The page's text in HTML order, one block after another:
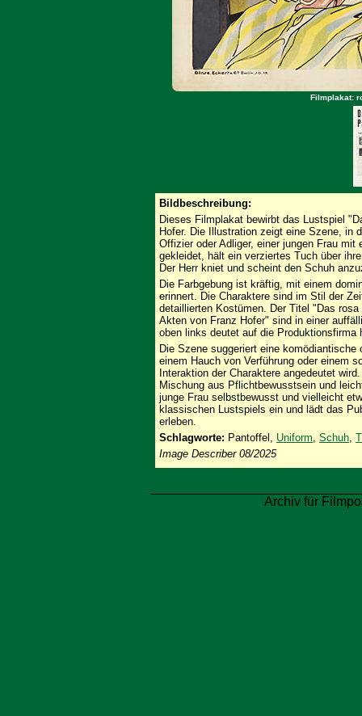
Filmplakat:
Bildbeschreibung:
Dieses Filmplakat bewirbt das Lustspiel
Hofer. Die Illustration zeigt eine Szene, in
Offizier oder Adliger, einer jungen Frau
gekleidet, hält ein verziertes Tuch über
Der Herr kniet und scheint den Schuh
Die Farbgebung ist kräftig, mit einem
erinnert. Die Charaktere sind im Stil der
detaillierten Kostümen. Der Titel "Das
Akten von Franz Hofer" sind in einer
oben links deutet auf die Produktionsfirma
Die Szene suggeriert eine
einem Hauch von Verführung oder einem
Interaktion der Charaktere angedeutet
Mischung aus Pflichtbewusstsein und
junge Frau selbstbewusst und vielleicht
klassischen Lustspiels ein und lädt das
erleben.
Schlagworte: Pantoffel, Uniform, Schuh,
Image Describer 08/2025
Archiv für